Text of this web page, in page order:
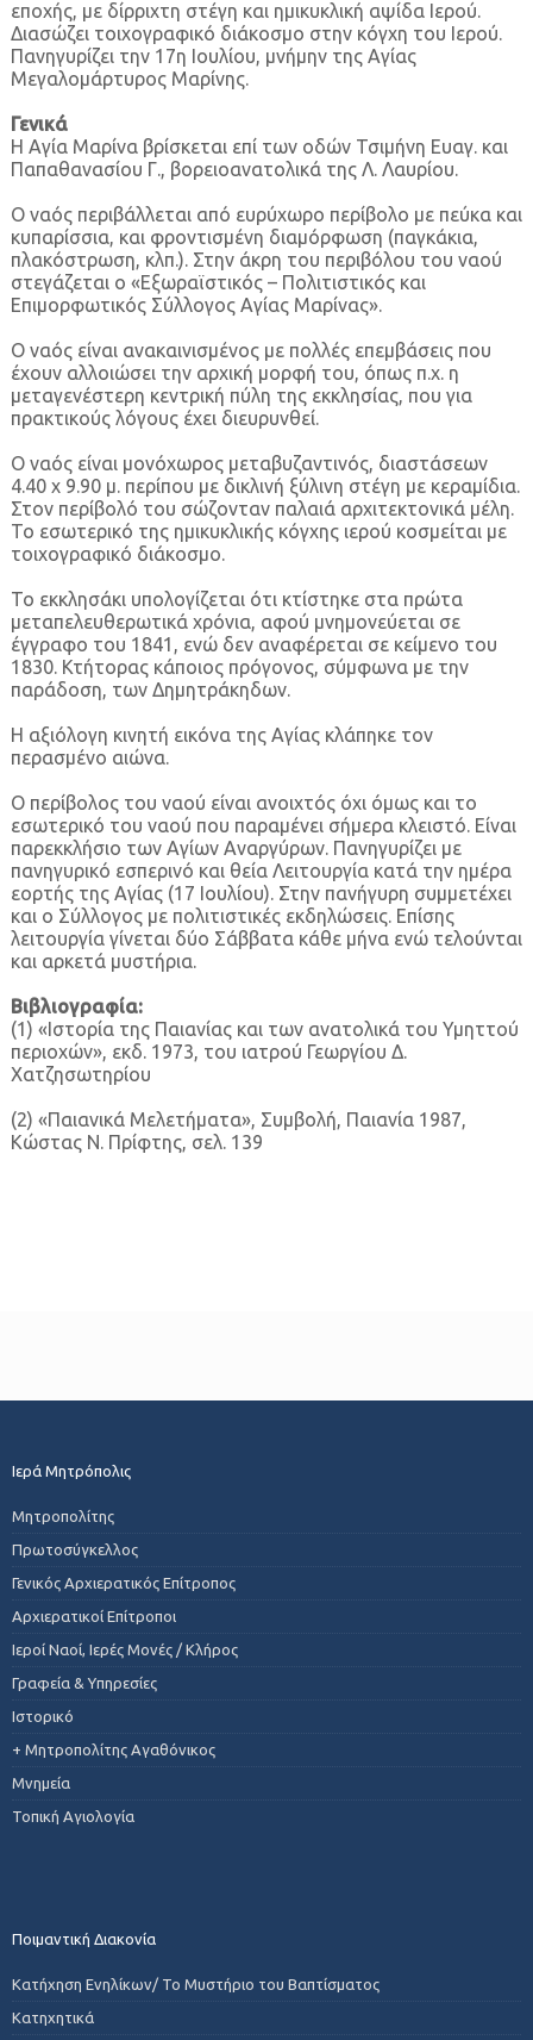
εποχής, με δίρριχτη στέγη και ημικυκλική αψίδα Ιερού.
Διασώζει τοιχογραφικό διάκοσμο στην κόγχη του Ιερού.
Πανηγυρίζει την 17η Ιουλίου, μνήμην της Αγίας
Μεγαλομάρτυρος Μαρίνης.
Γενικά
Η Αγία Μαρίνα βρίσκεται επί των οδών Τσιμήνη Ευαγ. και
Παπαθανασίου Γ., βορειοανατολικά της Λ. Λαυρίου.
Ο ναός περιβάλλεται από ευρύχωρο περίβολο με πεύκα και
κυπαρίσσια, και φροντισμένη διαμόρφωση (παγκάκια,
πλακόστρωση, κλπ.). Στην άκρη του περιβόλου του ναού
στεγάζεται ο «Εξωραϊστικός – Πολιτιστικός και
Επιμορφωτικός Σύλλογος Αγίας Μαρίνας».
Ο ναός είναι ανακαινισμένος με πολλές επεμβάσεις που
έχουν αλλοιώσει την αρχική μορφή του, όπως π.χ. η
μεταγενέστερη κεντρική πύλη της εκκλησίας, που για
πρακτικούς λόγους έχει διευρυνθεί.
Ο ναός είναι μονόχωρος μεταβυζαντινός, διαστάσεων
4.40 x 9.90 μ. περίπου με δικλινή ξύλινη στέγη με κεραμίδια.
Στον περίβολό του σώζονταν παλαιά αρχιτεκτονικά μέλη.
Το εσωτερικό της ημικυκλικής κόγχης ιερού κοσμείται με
τοιχογραφικό διάκοσμο.
Το εκκλησάκι υπολογίζεται ότι κτίστηκε στα πρώτα
μεταπελευθερωτικά χρόνια, αφού μνημονεύεται σε
έγγραφο του 1841, ενώ δεν αναφέρεται σε κείμενο του
1830. Κτήτορας κάποιος πρόγονος, σύμφωνα με την
παράδοση, των Δημητράκηδων.
Η αξιόλογη κινητή εικόνα της Αγίας κλάπηκε τον
περασμένο αιώνα.
Ο περίβολος του ναού είναι ανοιχτός όχι όμως και το
εσωτερικό του ναού που παραμένει σήμερα κλειστό. Είναι
παρεκκλήσιο των Αγίων Αναργύρων. Πανηγυρίζει με
πανηγυρικό εσπερινό και θεία Λειτουργία κατά την ημέρα
εορτής της Αγίας (17 Ιουλίου). Στην πανήγυρη συμμετέχει
και ο Σύλλογος με πολιτιστικές εκδηλώσεις. Επίσης
λειτουργία γίνεται δύο Σάββατα κάθε μήνα ενώ τελούνται
και αρκετά μυστήρια.
Βιβλιογραφία:
(1) «Ιστορία της Παιανίας και των ανατολικά του Υμηττού
περιοχών», εκδ. 1973, του ιατρού Γεωργίου Δ.
Χατζησωτηρίου
(2) «Παιανικά Μελετήματα», Συμβολή, Παιανία 1987,
Κώστας Ν. Πρίφτης, σελ. 139
Ιερά Μητρόπολις
Μητροπολίτης
Πρωτοσύγκελλος
Γενικός Αρχιερατικός Επίτροπος
Αρχιερατικοί Επίτροποι
Ιεροί Ναοί, Ιερές Μονές / Κλήρος
Γραφεία & Υπηρεσίες
Ιστορικό
+ Μητροπολίτης Αγαθόνικος
Μνημεία
Τοπική Αγιολογία
Ποιμαντική Διακονία
Κατήχηση Ενηλίκων/ Το Μυστήριο του Βαπτίσματος
Κατηχητικά